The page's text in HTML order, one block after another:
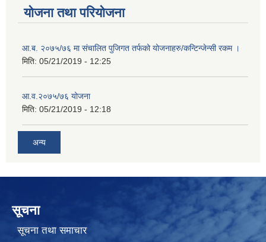
योजना तथा परियोजना
आ.ब. २०७५/७६ मा संचालित पुजिगत तर्फको योजनाहरु/कन्टिन्जेन्सी रकम ।
मिति: 05/21/2019 - 12:25
आ.व.२०७५/७६ योजना
मिति: 05/21/2019 - 12:18
अन्य
सूचना
सूचना तथा समाचार